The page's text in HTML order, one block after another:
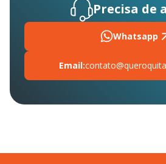
Precisa de
Whatsapp
Email: